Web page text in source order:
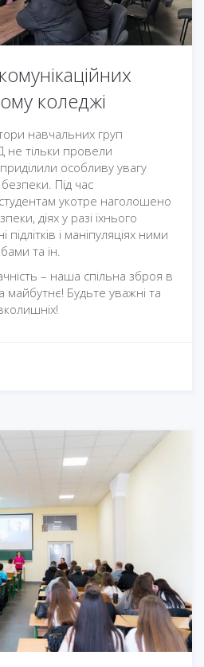
коледжі
навчальних груп
не тільки провели
особливу увагу
Під час
укотре наголошено
діях у разі їхнього
і маніпуляціях ними
та ін.
– наша спільна зброя в
майбутнє! Будьте уважні та